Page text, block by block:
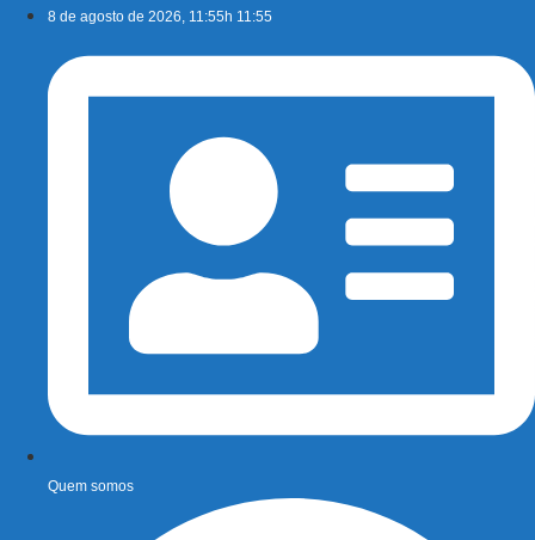
conteúdo
8 de agosto de 2026, 11:55h 11:55
Quem somos